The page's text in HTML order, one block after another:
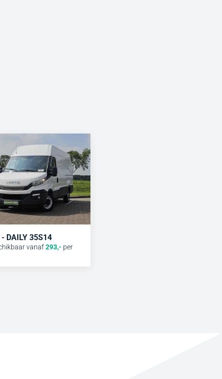
- DAILY 35S14
vanaf 293,- per